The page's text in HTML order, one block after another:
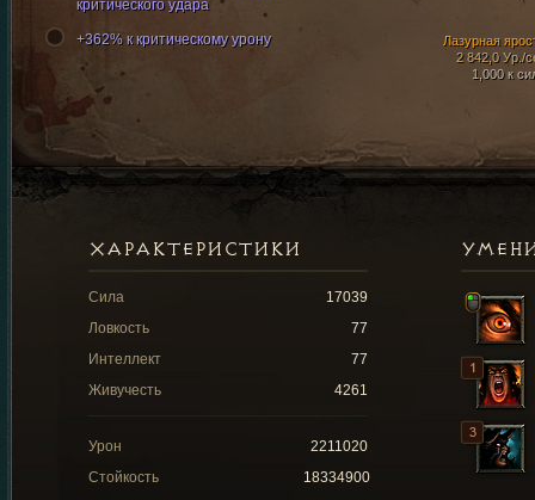
Лазурная
2 842,0 Ур./
1,000 к
критического удара
+362% к критическому урону
ХАРАКТЕРИСТИКИ
Сила
17039
Ловкость
77
Интеллект
77
Живучесть
4261
Урон
2211020
Стойкость
18334900